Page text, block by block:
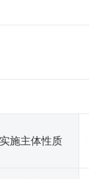
实施主体性质